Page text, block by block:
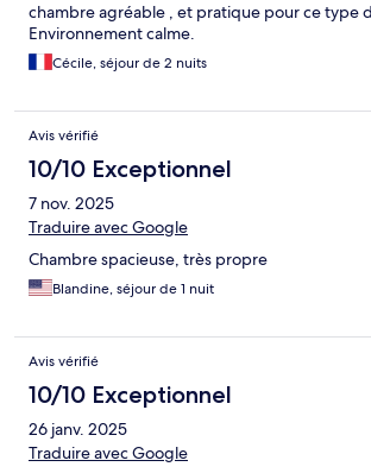
chambre agréable , et pratique pour ce type
Environnement calme.
Cécile, séjour de 2 nuits
Avis vérifié
10/10 Exceptionnel
7 nov. 2025
Traduire avec Google
Chambre spacieuse, très propre
Blandine, séjour de 1 nuit
Avis vérifié
10/10 Exceptionnel
26 janv. 2025
Traduire avec Google